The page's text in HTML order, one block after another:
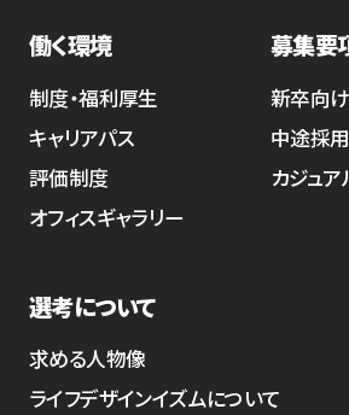
働く環境
制度・福利厚生
キャリアパス
評価制度
オフィスギャラリー
選考について
求める人物像
ライフデザインイズムについて
募集要
新卒向
中途採
カジュ